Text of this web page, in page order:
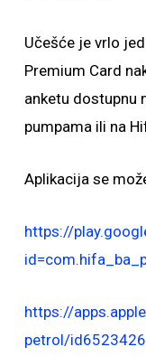
Učešće je vrlo
Premium Card
anketu dostupnu
pumpama ili na
Aplikacija se
https://
https://
petrol/